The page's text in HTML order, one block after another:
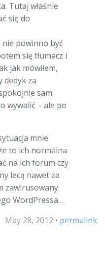
Tutaj właśnie
się do
powinno być
się tłumacz i
jak mówiłem,
dedyk za
sam
wywalić – ale po
mnie
to ich normalna
na ich forum czy
lecą nawet za
zawirusowany
WordPressa…
May 28, 2012 • permalink